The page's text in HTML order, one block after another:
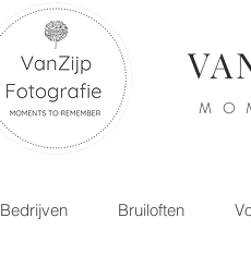
Bedrijven Bruiloften